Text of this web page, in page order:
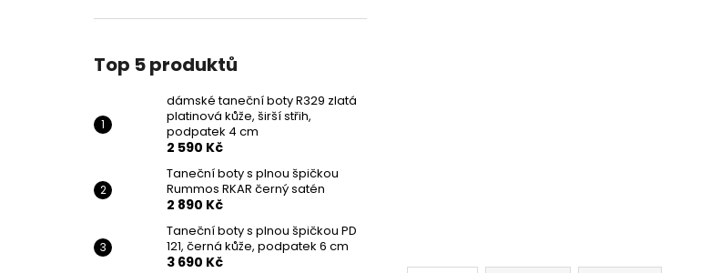
Top 5 produktů
dámské taneční boty R329 zlatá
platinová kůže, širší střih,
podpatek 4 cm
2 590 Kč
Taneční boty s plnou špičkou
Rummos RKAR černý satén
2 890 Kč
Taneční boty s plnou špičkou PD
121, černá kůže, podpatek 6 cm
3 690 Kč